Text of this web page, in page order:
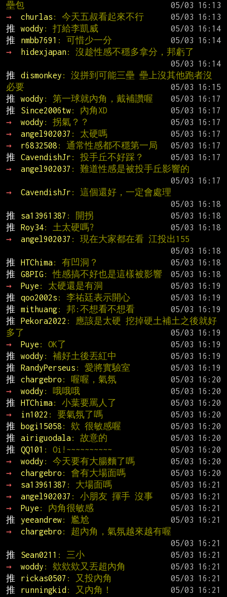
壘包
→
churlas : 今天五叔看起來不行
推
woddy : 打給李凱威
推
nmbb7691 : 可惜少一分
→
hidexjapan: 沒趁性感不穩多拿分，邦虧了
推
dismonkey : 沒拼到可能三壘 壘上沒其他跑者沒
必要
推
woddy : 第一球就內角，戴補讚喔
推
Since2006tw: 內角XD
→
woddy : 拐氣？？
→
angel902037 : 太硬嗎
→
r6832508 : 通常性感都不穩第一局
推
CavendishJr : 投手丘不好踩？
→
angel902037 : 難道性感是被投手丘影響的
→
CavendishJr : 這個還好，一定會處理
推
sa13961387 : 開拐
推
Roy34: 土太硬嗎?
→
angel902037 : 現在大家都在看 江投出155
推
HTChima: 有凹洞？
推
G8PIG: 性感搞不好也是這樣被影響
→
Puye : 太硬還是有洞
推
qoo2002s : 李祐廷表示開心
推
mithuang: 邦:不想看不想看
推
Pekora2022 : 應該是太硬 挖掉硬土補土之後就好
多了
→
Puye : OK了
推
woddy : 補好土後丟紅中
推
RandyPerseus : 愛將實驗室
推
chargebro : 喔喔，氣氛
→
woddy : 哦哦哦
推
HTChima: 小葉要罵人了
→
in1022 : 要氣氛了嗎
推
bogi15058 : 欸 很敏感喔
推
airiguodala: 故意的
推
QQ101 : Oi!~~~~~~~~~~
→
woddy : 今天要有大腸麵了嗎
→
chargebro : 會有大場面嗎
→
sa13961387 : 大場面嗎
→
angel902037 : 小朋友 揮手 沒事
→
Puye : 內角很敏感
推
yeeandrew: 尷尬
→
chargebro : 超內角，氣氛越來越有喔
推
Sean0211 : 三小
→
woddy : 欸欸欸又丟超內角
推
rickas0507 : 又投內角
推
runningkid : 又內角！